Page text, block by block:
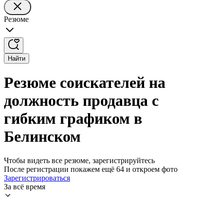
Резюме
Найти
Резюме соискателей на
должность продавца с
гибким графиком в
Белинском
Чтобы видеть все резюме, зарегистрируйтесь
После регистрации покажем ещё 64 и откроем фото
Зарегистрироваться
За всё время